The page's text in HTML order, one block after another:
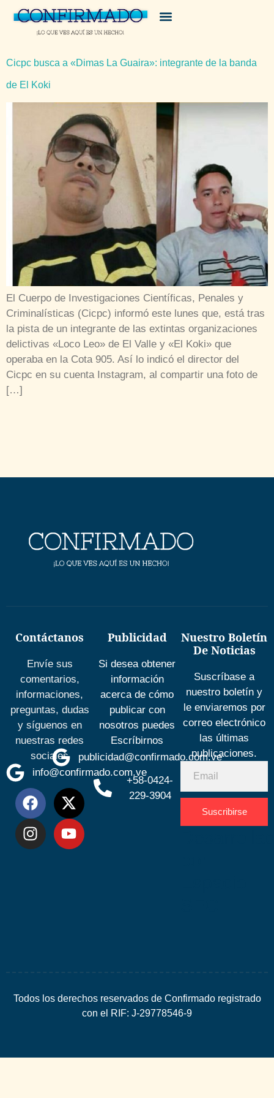
Cicpc busca a «Dimas La Guaira»: integrante de la banda
de El Koki
El Cuerpo de Investigaciones Científicas, Penales y
Criminalísticas (Cicpc) informó este lunes que, está tras
la pista de un integrante de las extintas organizaciones
delictivas «Loco Leo» de El Valle y «El Koki» que
operaba en la Cota 905. Así lo indicó el director del
Cicpc en su cuenta Instagram, al compartir una foto de
[…]
Contáctanos
Envíe sus
comentarios,
informaciones,
preguntas, dudas
y síguenos en
nuestras redes
sociales
info@confirmado.com.ve
Publicidad
Si desea obtener
información
acerca de cómo
publicar con
nosotros puedes
Escríbirnos
publicidad@confirmado.com.ve
+58-0424-
229-3904
Nuestro Boletín
De Noticias
Suscríbase a
nuestro boletín y
le enviaremos por
correo electrónico
las últimas
publicaciones.
Suscribirse
Todos los derechos reservados de Confirmado registrado
con el RIF: J-29778546-9